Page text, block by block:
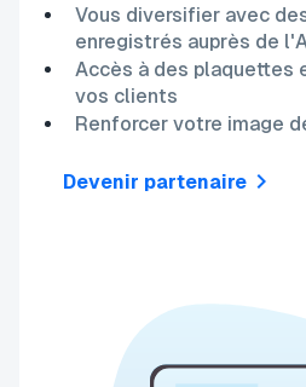
Vous diversifier avec
enregistrés auprès de
Accès à des plaquettes
vos clients
Renforcer votre image
Devenir partenaire chevron_right